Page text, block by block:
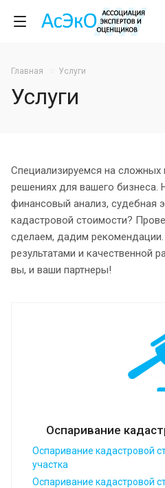
Главная Услуги
Услуги
Специализируемся на сложных
решениях для вашего бизнеса.
финансовый анализ, судебная
кадастровой стоимости?
сделаем, дадим
результатами и качественной
вы, и ваши партнеры!
Оспаривание
Оспаривание кадастровой
участка
Оспаривание кадастровой